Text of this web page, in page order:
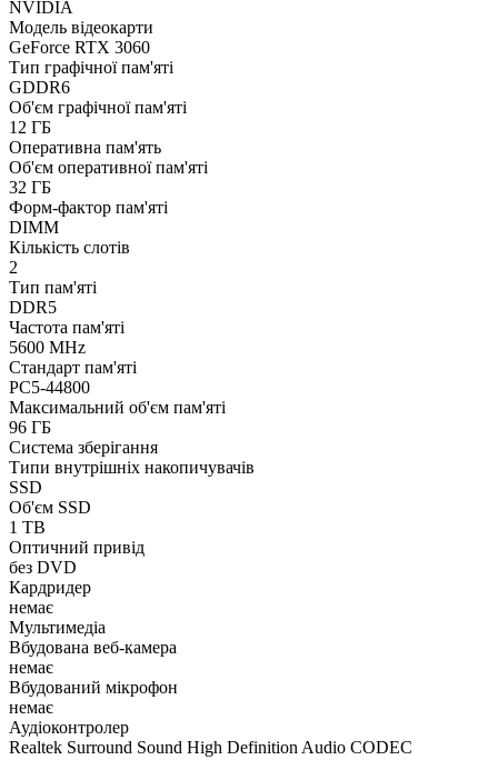
NVIDIA
Модель відеокарти
GeForce RTX 3060
Тип графічної пам'яті
GDDR6
Об'єм графічної пам'яті
12 ГБ
Оперативна пам'ять
Об'єм оперативної пам'яті
32 ГБ
Форм-фактор пам'яті
DIMM
Кількість слотів
2
Тип пам'яті
DDR5
Частота пам'яті
5600 MHz
Стандарт пам'яті
PC5-44800
Максимальний об'єм пам'яті
96 ГБ
Система зберігання
Типи внутрішніх накопичувачів
SSD
Об'єм SSD
1 TB
Оптичний привід
без DVD
Кардридер
немає
Мультимедіа
Вбудована веб-камера
немає
Вбудований мікрофон
немає
Аудіоконтролер
Realtek Surround Sound High Definition Audio CODEC